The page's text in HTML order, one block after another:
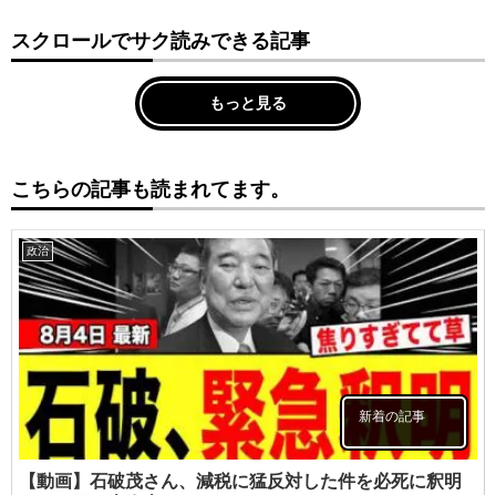
スクロールでサク読みできる記事
もっと見る
こちらの記事も読まれてます。
政治
新着の記事
【動画】石破茂さん、減税に猛反対した件を必死に釈明